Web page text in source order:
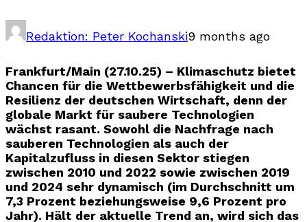
Redaktion: Peter Kochanski9 months ago
Frankfurt/Main (27.10.25) – Klimaschutz bietet
Chancen für die Wettbewerbsfähigkeit und die
Resilienz der deutschen Wirtschaft, denn der
globale Markt für saubere Technologien
wächst rasant. Sowohl die Nachfrage nach
sauberen Technologien als auch der
Kapitalzufluss in diesen Sektor stiegen
zwischen 2010 und 2022 sowie zwischen 2019
und 2024 sehr dynamisch (im Durchschnitt um
7,3 Prozent beziehungsweise 9,6 Prozent pro
Jahr). Hält der aktuelle Trend an, wird sich das